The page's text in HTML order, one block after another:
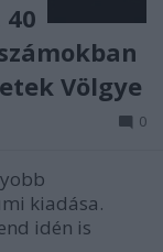
Völgye
0
kiadása.
idén is